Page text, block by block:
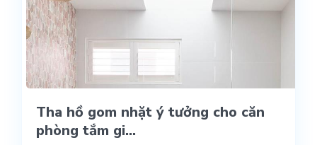
Tha hồ gom nhặt ý tưởng cho căn
phòng tắm gi...